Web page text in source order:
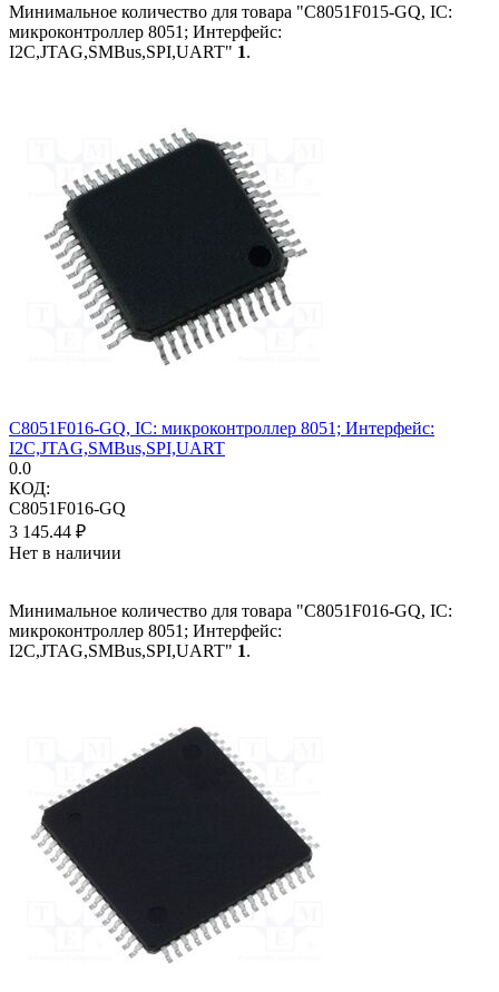
Минимальное количество для товара "C8051F015-GQ, IC:
микроконтроллер 8051; Интерфейс:
I2C,JTAG,SMBus,SPI,UART" 1.
C8051F016-GQ, IC: микроконтроллер 8051; Интерфейс:
I2C,JTAG,SMBus,SPI,UART
0.0
КОД:
C8051F016-GQ
3 145.44 ₽
Нет в наличии
Минимальное количество для товара "C8051F016-GQ, IC:
микроконтроллер 8051; Интерфейс:
I2C,JTAG,SMBus,SPI,UART" 1.